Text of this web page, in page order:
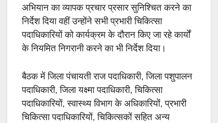
अभियान का व्यापक प्रचार प्रसार सुनिश्चित करने का
निर्देश दिया वहीं उन्होंने सभी प्रभारी चिकित्सा
पदाधिकारियों को कार्यक्रम के दौरान किए जा रहे कार्यों
के नियमित निगरानी करने का भी निर्देश दिया।
बैठक मेंजिला पंचायती राज पदाधिकारी, जिला पशुपालन
पदाधिकारी, जिला यक्ष्मा पदाधिकारी, चिकित्सा
पदाधिकारियों, स्वास्थ्य विभाग के अधिकारियों, प्रभारी
चिकित्सा पदाधिकारियों, चिकित्सकों सहित अन्य